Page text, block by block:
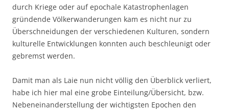
durch Kriege oder auf epochale Katastrophenlagen
gründende Völkerwanderungen kam es nicht nur zu
Überschneidungen der verschiedenen Kulturen, sondern
kulturelle Entwicklungen konnten auch beschleunigt oder
gebremst werden.
Damit man als Laie nun nicht völlig den Überblick verliert,
habe ich hier mal eine grobe Einteilung/Übersicht, bzw.
Nebeneinanderstellung der wichtigsten Epochen den